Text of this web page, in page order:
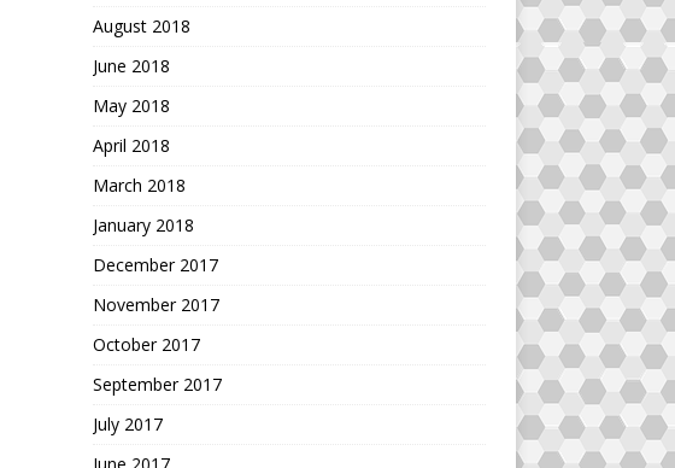
August 2018
June 2018
May 2018
April 2018
March 2018
January 2018
December 2017
November 2017
October 2017
September 2017
July 2017